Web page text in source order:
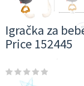
Igračka za
Price 152445